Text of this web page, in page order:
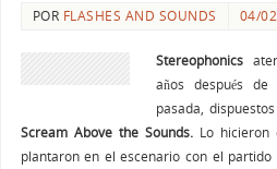
POR FLASHES AND SOUNDS 04/
Stereophonics
años después
pasada,
Scream Above the Sounds.Lo hicieron
plantaron en el escenario con el